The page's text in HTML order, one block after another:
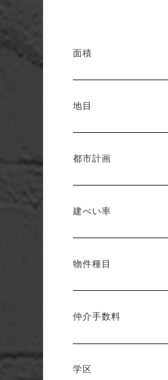
面積
地目
都市計画
建ぺい率
物件種目
仲介手数料
学区